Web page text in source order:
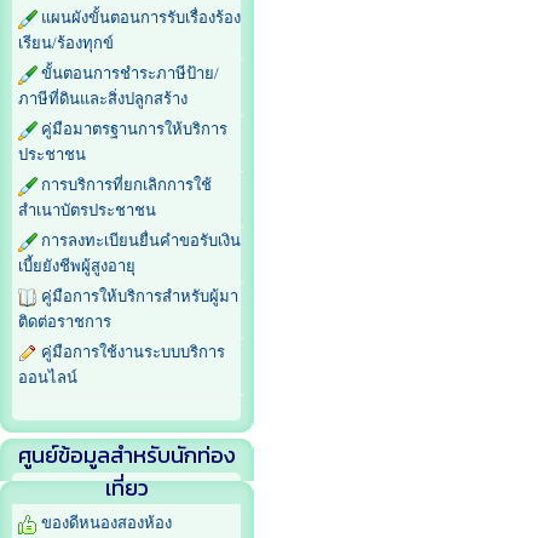
แผนผังขั้นตอนการรับเรื่องร้อง
เรียน/ร้องทุกข์
ขั้นตอนการชำระภาษีป้าย/
ภาษีที่ดินและสิ่งปลูกสร้าง
คู่มือมาตรฐานการให้บริการ
ประชาชน
การบริการที่ยกเลิกการใช้
สำเนาบัตรประชาชน
การลงทะเบียนยื่นคำขอรับเงิน
เบี้ยยังชีพผู้สูงอายุ
คู่มือการให้บริการสำหรับผู้มา
ติดต่อราชการ
คู่มือการใช้งานระบบบริการ
ออนไลน์
ศูนย์ข้อมูลสำหรับนักท่อง
เที่ยว
ของดีหนองสองห้อง